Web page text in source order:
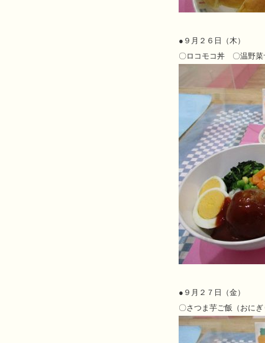
● ９月２６日（木）
〇ロコモコ丼 〇温野
● ９月２７日（金）
〇さつま芋ご飯（おに